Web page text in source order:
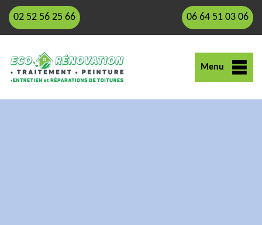
02 52 56 25 66 06 64 51 03 06
Menu